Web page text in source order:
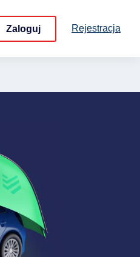
Zaloguj Rejestracja